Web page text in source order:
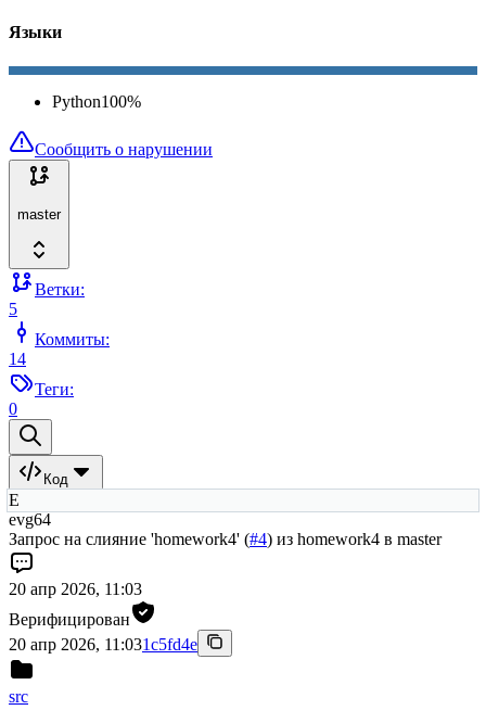
Языки
Python100%
Сообщить о нарушении
master
Ветки:
5
Коммиты:
14
Теги:
0
Код
E
evg64
Запрос на слияние 'homework4' (#4) из homework4 в master
20 апр 2026, 11:03
Верифицирован
20 апр 2026, 11:031c5fd4e
src